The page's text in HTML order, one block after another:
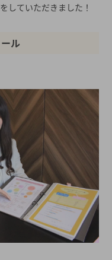
していただきました！
ル